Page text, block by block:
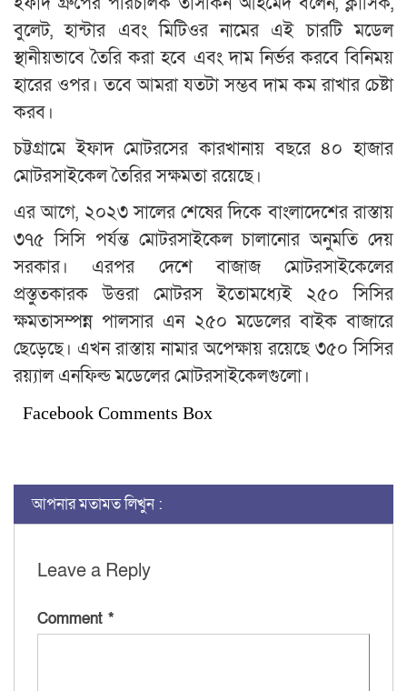
বুলেট, হান্টার এবং মিটিওর নামের এই চারটি মডেল
স্থানীয়ভাবে তৈরি করা হবে এবং দাম নির্ভর করবে বিনিময়
হারের ওপর। তবে আমরা যতটা সম্ভব দাম কম রাখার চেষ্টা
করব।
চট্টগ্রামে ইফাদ মোটরসের কারখানায় বছরে ৪০ হাজার
মোটরসাইকেল তৈরির সক্ষমতা রয়েছে।
এর আগে, ২০২৩ সালের শেষের দিকে বাংলাদেশের রাস্তায়
৩৭৫ সিসি পর্যন্ত মোটরসাইকেল চালানোর অনুমতি দেয়
সরকার। এরপর দেশে বাজাজ মোটরসাইকেলের
প্রস্তুতকারক উত্তরা মোটরস ইতোমধ্যেই ২৫০ সিসির
ক্ষমতাসম্পন্ন পালসার এন ২৫০ মডেলের বাইক বাজারে
ছেড়েছে। এখন রাস্তায় নামার অপেক্ষায় রয়েছে ৩৫০ সিসির
রয়্যাল এনফিল্ড মডেলের মোটরসাইকেলগুলো।
Facebook Comments Box
আপনার মতামত লিখুন :
Leave a Reply
Comment *